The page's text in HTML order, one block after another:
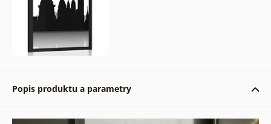
Popis produktu a parametry